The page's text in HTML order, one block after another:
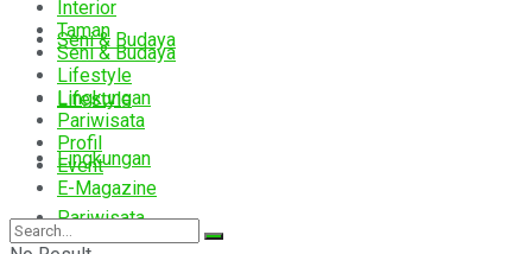
Seni & Budaya
Lifestyle
Lingkungan
Pariwisata
Interior
Taman
Seni & Budaya
Lifestyle
Lingkungan
Pariwisata
Profil
Event
E-Magazine